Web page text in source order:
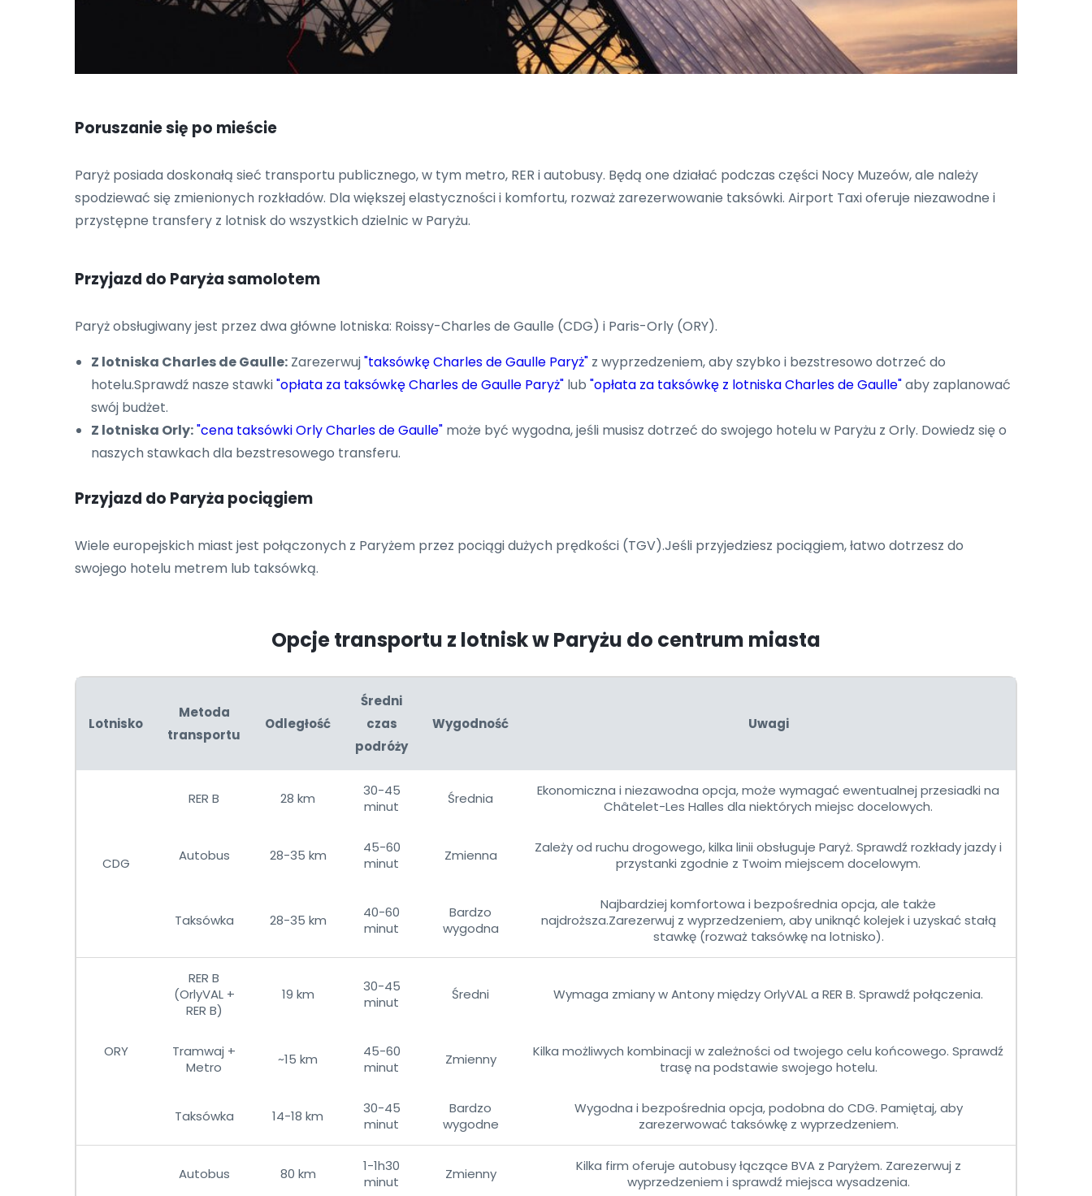
Poruszanie się po mieście
Paryż posiada doskonałą sieć transportu publicznego, w tym metro, RER i autobusy. Będą one działać podczas części Nocy Muzeów, ale należy
spodziewać się zmienionych rozkładów. Dla większej elastyczności i komfortu, rozważ zarezerwowanie taksówki. Airport Taxi oferuje niezawodne i
przystępne transfery z lotnisk do wszystkich dzielnic w Paryżu.
Przyjazd do Paryża samolotem
Paryż obsługiwany jest przez dwa główne lotniska: Roissy-Charles de Gaulle (CDG) i Paris-Orly (ORY).
Z lotniska Charles de Gaulle: Zarezerwuj"taksówkę Charles de Gaulle Paryż" z wyprzedzeniem, aby szybko i bezstresowo dotrzeć do
hotelu.Sprawdź nasze stawki"opłata za taksówkę Charles de Gaulle Paryż" lub "opłata za taksówkę z lotniska Charles de Gaulle"aby zaplanować
swój budżet.
Z lotniska Orly:"cena taksówki Orly Charles de Gaulle" może być wygodna, jeśli musisz dotrzeć do swojego hotelu w Paryżu z Orly. Dowiedz się o
naszych stawkach dla bezstresowego transferu.
Przyjazd do Paryża pociągiem
Wiele europejskich miast jest połączonych z Paryżem przez pociągi dużych prędkości (TGV).Jeśli przyjedziesz pociągiem, łatwo dotrzesz do
swojego hotelu metrem lub taksówką.
Opcje transportu z lotnisk w Paryżu do centrum miasta
Lotnisko
Metoda
transportu
Odległość
Średni
czas
podróży
Wygodność Uwagi
CDG
RER B 28 km
30-45
minut
Średnia
Ekonomiczna i niezawodna opcja, może wymagać ewentualnej przesiadki na
Châtelet-Les Halles dla niektórych miejsc docelowych.
Autobus 28-35 km
45-60
minut
Zmienna
Zależy od ruchu drogowego, kilka linii obsługuje Paryż. Sprawdź rozkłady jazdy i
przystanki zgodnie z Twoim miejscem docelowym.
Taksówka 28-35 km
40-60
minut
Bardzo
wygodna
Najbardziej komfortowa i bezpośrednia opcja, ale także
najdroższa.Zarezerwuj z wyprzedzeniem, aby uniknąć kolejek i uzyskać stałą
stawkę (rozważ taksówkę na lotnisko).
ORY
RER B
(OrlyVAL +
RER B)
19 km
30-45
minut
Średni Wymaga zmiany w Antony między OrlyVAL a RER B. Sprawdź połączenia.
Tramwaj +
Metro
~15 km
45-60
minut
Zmienny
Kilka możliwych kombinacji w zależności od twojego celu końcowego. Sprawdź
trasę na podstawie swojego hotelu.
Taksówka 14-18 km
30-45
minut
Bardzo
wygodne
Wygodna i bezpośrednia opcja, podobna do CDG. Pamiętaj, aby
zarezerwować taksówkę z wyprzedzeniem.
Autobus 80 km
1-1h30
minut
Zmienny
Kilka firm oferuje autobusy łączące BVA z Paryżem. Zarezerwuj z
wyprzedzeniem i sprawdź miejsca wysadzenia.